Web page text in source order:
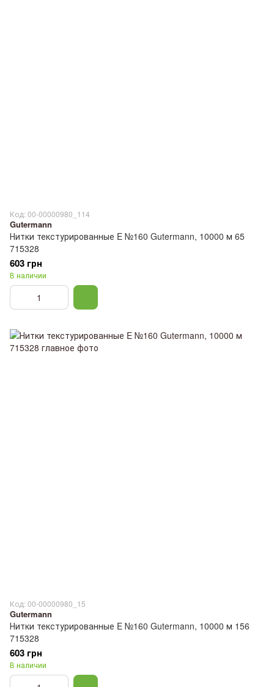
Код: 00-00000980_114
Gutermann
Нитки текстурированные E №160 Gutermann, 10000 м 65
715328
603 грн
В наличии
Код: 00-00000980_15
Gutermann
Нитки текстурированные E №160 Gutermann, 10000 м 156
715328
603 грн
В наличии